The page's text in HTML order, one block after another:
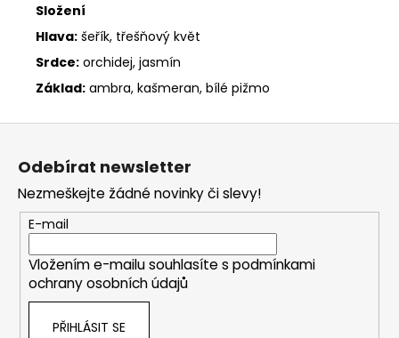
Složení
Hlava: šeřík, třešňový květ
Srdce: orchidej, jasmín
Základ: ambra, kašmeran, bílé pižmo
Z
Odebírat newsletter
Nezmeškejte žádné novinky či slevy!
E-mail
Vložením e-mailu souhlasíte s podmínkami
ochrany osobních údajů
PŘIHLÁSIT SE